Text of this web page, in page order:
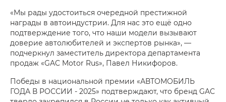
«Мы рады удостоиться очередной престижной
награды в автоиндустрии. Для нас это ещё одно
подтверждение того, что наши модели вызывают
доверие автолюбителей и экспертов рынка», —
подчеркнул заместитель директора департамента
продаж «GAC Motor Rus», Павел Никифоров.
Победы в национальной премии «АВТОМОБИЛЬ
ГОДА В РОССИИ - 2025» подтверждают, что бренд GAC